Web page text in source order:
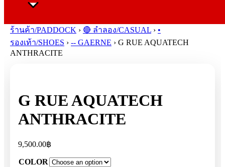
ร้านค้า/PADDOCK › 🔴 ลำลอง/CASUAL › •
รองเท้า/SHOES › -- GAERNE › G RUE AQUATECH
ANTHRACITE
G RUE AQUATECH
ANTHRACITE
9,500.00฿
COLOR